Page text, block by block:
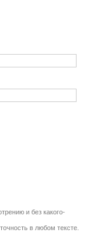
и без какого-
в любом тексте.